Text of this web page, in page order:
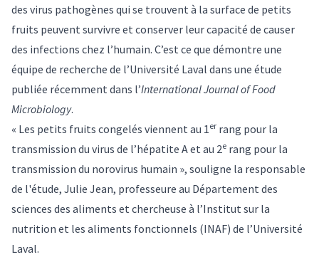
des virus pathogènes qui se trouvent à la surface de petits
fruits peuvent survivre et conserver leur capacité de causer
des infections chez l’humain. C’est ce que démontre une
équipe de recherche de l’Université Laval dans une étude
publiée récemment dans l’International Journal of Food
Microbiology.
« Les petits fruits congelés viennent au 1er rang pour la
transmission du virus de l’hépatite A et au 2e rang pour la
transmission du norovirus humain », souligne la responsable
de l'étude, Julie Jean, professeure au Département des
sciences des aliments et chercheuse à l’Institut sur la
nutrition et les aliments fonctionnels (INAF) de l’Université
Laval.